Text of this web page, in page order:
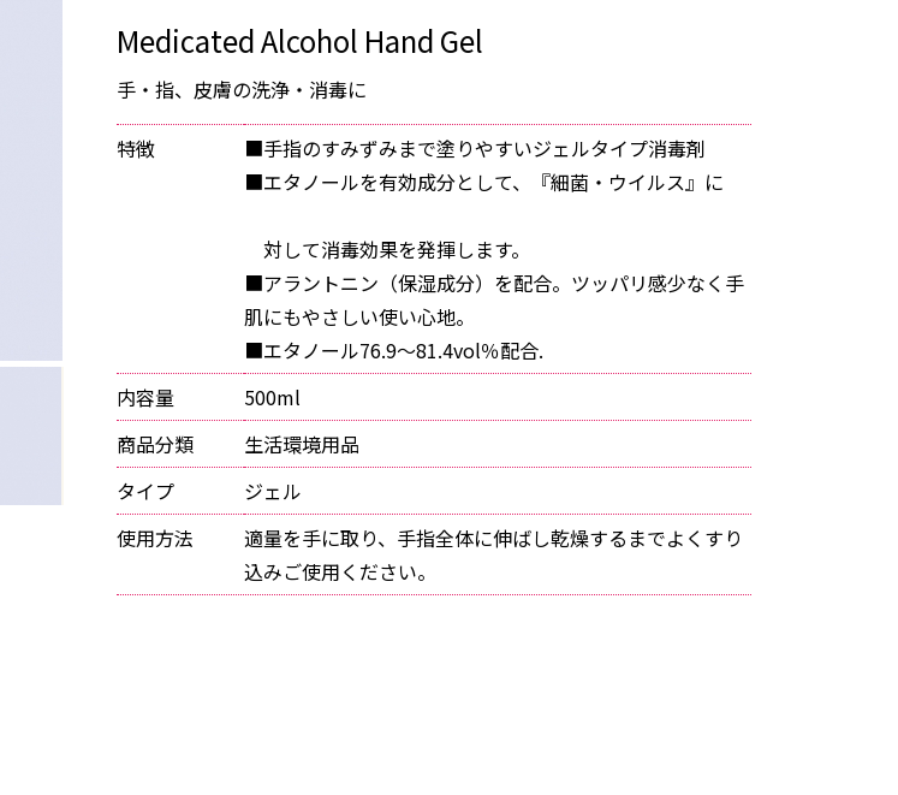
Medicated Alcohol Hand Gel
手・指、皮膚の洗浄・消毒に
特徴
■手指のすみずみまで塗りやすいジェルタイプ消毒剤
■エタノールを有効成分として、『細菌・ウイルス』に
対して消毒効果を発揮します。
■アラントニン（保湿成分）を配合。ツッパリ感少なく手
肌にもやさしい使い心地。
■エタノール76.9～81.4vol％配合.
内容量
500ml
商品分類
生活環境用品
タイプ
ジェル
使用方法
適量を手に取り、手指全体に伸ばし乾燥するまでよくすり
込みご使用ください。